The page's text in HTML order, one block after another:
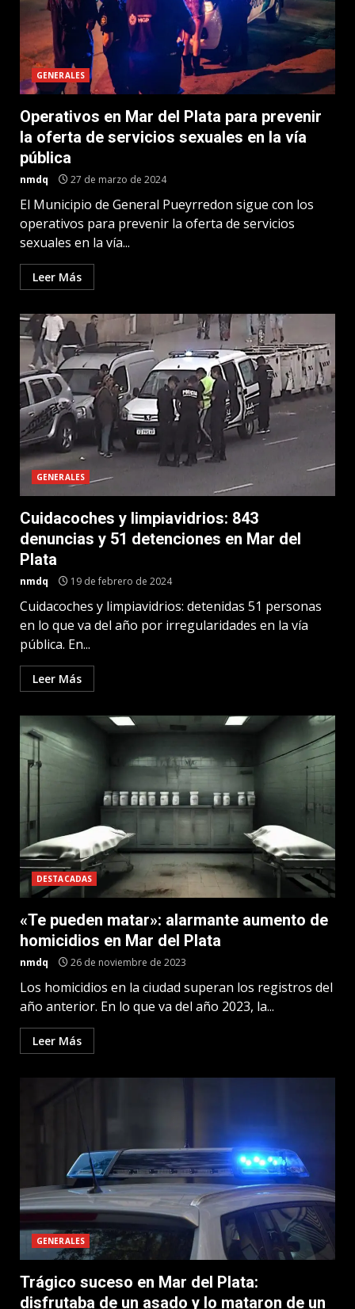
GENERALES
Operativos en Mar del Plata para prevenir
la oferta de servicios sexuales en la vía
pública
nmdq 27 de marzo de 2024
El Municipio de General Pueyrredon sigue con los
operativos para prevenir la oferta de servicios
sexuales en la vía...
Leer Más
GENERALES
Cuidacoches y limpiavidrios: 843
denuncias y 51 detenciones en Mar del
Plata
nmdq 19 de febrero de 2024
Cuidacoches y limpiavidrios: detenidas 51 personas
en lo que va del año por irregularidades en la vía
pública. En...
Leer Más
DESTACADAS
«Te pueden matar»: alarmante aumento de
homicidios en Mar del Plata
nmdq 26 de noviembre de 2023
Los homicidios en la ciudad superan los registros del
año anterior. En lo que va del año 2023, la...
Leer Más
GENERALES
Trágico suceso en Mar del Plata:
disfrutaba de un asado y lo mataron de un